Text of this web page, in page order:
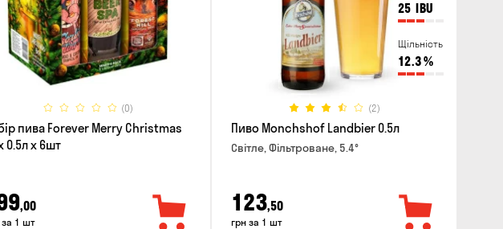
(0)
пива Forever Merry Christmas
0.5л x 6шт
,00
за 1 шт
25 IBU
Щільність
12.3%
(2)
Пиво Monchshof Landbier 0.5л
Світле, Фільтроване, 5.4°
123,50
грн за 1 шт